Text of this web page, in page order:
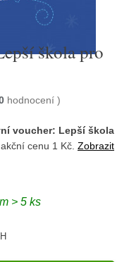
škola pro
hodnocení )
voucher: Lepší škola
cenu 1 Kč. Zobrazit
> 5 ks